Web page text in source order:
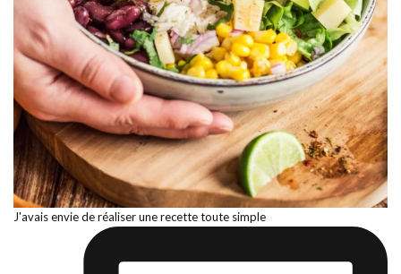
J'avais envie de réaliser une recette toute simple